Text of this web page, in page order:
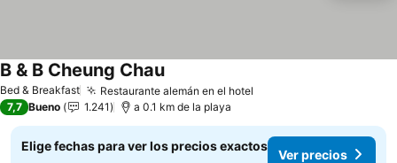
Bed & Breakfast Restaurante alemán en el hotel
B & B Cheung ChauVer precios
7,7 Bueno 1.241 a 0.1 km de la playa
Elige fechas para ver los precios exactos
Ver precios